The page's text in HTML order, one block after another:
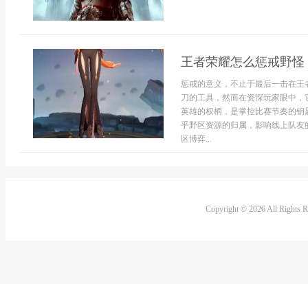
王者荣耀怎么惩戒野
惩戒的意义，不止于最后一击在
刀的工具，然而在资深玩家眼中
英雄的权柄，是掌控比赛节奏的
乎野区资源的归属，影响线上队
区博弈...
Copyright © 2026 All Rights